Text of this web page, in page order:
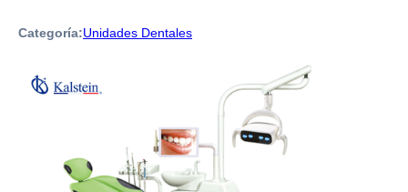
Categoría:Unidades Dentales